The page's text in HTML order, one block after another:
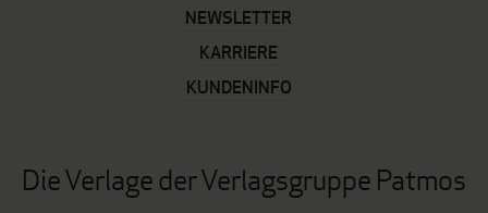
NEWSLETTER
KARRIERE
KUNDENINFO
Die Verlage der Verlagsgruppe Patmos